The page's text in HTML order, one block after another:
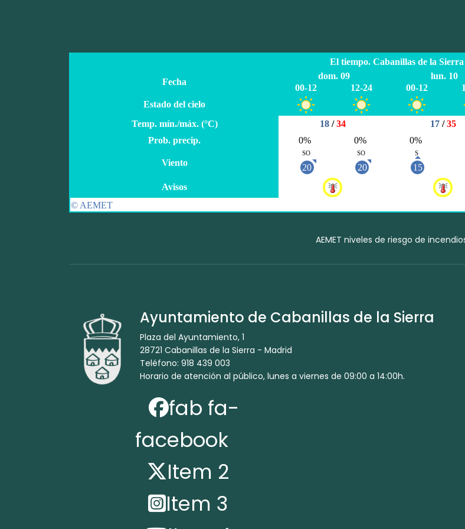
AEMET niveles de riesgo de
Ayuntamiento de Cabanillas de la Sierra
Plaza del Ayuntamiento, 1
28721 Cabanillas de la Sierra - Madrid
Teléfono: 918 439 003
Horario de atención al público, lunes a viernes de 09:00 a 14:00h.
fab fa-
facebook
Item 2
Item 3